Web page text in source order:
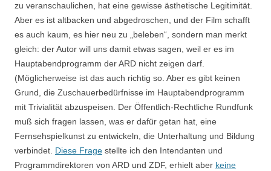
zu veranschaulichen, hat eine gewisse ästhetische Legitimität.
Aber es ist altbacken und abgedroschen, und der Film schafft
es auch kaum, es hier neu zu „beleben“, sondern man merkt
gleich: der Autor will uns damit etwas sagen, weil er es im
Hauptabendprogramm der ARD nicht zeigen darf.
(Möglicherweise ist das auch richtig so. Aber es gibt keinen
Grund, die Zuschauerbedürfnisse im Hauptabendprogramm
mit Trivialität abzuspeisen. Der Öffentlich-Rechtliche Rundfunk
muß sich fragen lassen, was er dafür getan hat, eine
Fernsehspielkunst zu entwickeln, die Unterhaltung und Bildung
verbindet. Diese Frage stellte ich den Intendanten und
Programmdirektoren von ARD und ZDF, erhielt aber keine